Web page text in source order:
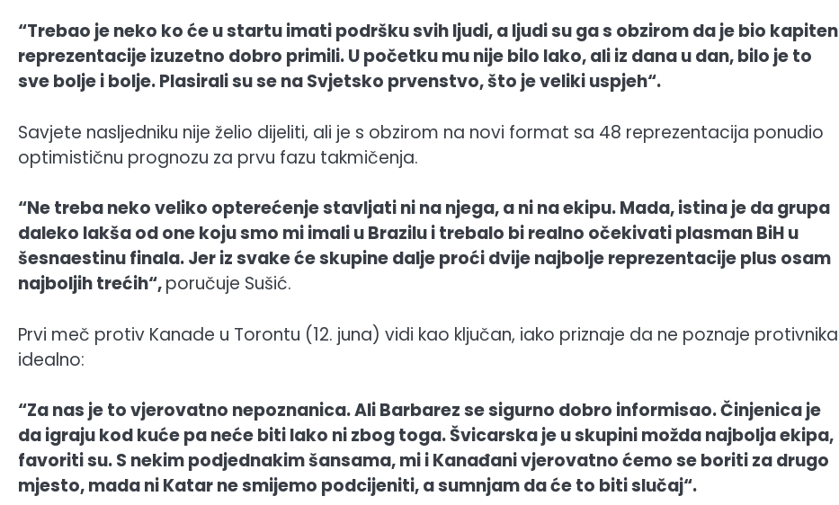
“Trebao je neko ko će u startu imati podršku svih ljudi, a ljudi su ga s obzirom da je bio kapiten
reprezentacije izuzetno dobro primili. U početku mu nije bilo lako, ali iz dana u dan, bilo je to
sve bolje i bolje. Plasirali su se na Svjetsko prvenstvo, što je veliki uspjeh“.
Savjete nasljedniku nije želio dijeliti, ali je s obzirom na novi format sa 48 reprezentacija ponudio
optimističnu prognozu za prvu fazu takmičenja.
“Ne treba neko veliko opterećenje stavljati ni na njega, a ni na ekipu. Mada, istina je da grupa
daleko lakša od one koju smo mi imali u Brazilu i trebalo bi realno očekivati plasman BiH u
šesnaestinu finala. Jer iz svake će skupine dalje proći dvije najbolje reprezentacije plus osam
najboljih trećih“,poručuje Sušić.
Prvi meč protiv Kanade u Torontu (12. juna) vidi kao ključan, iako priznaje da ne poznaje protivnika
idealno:
“Za nas je to vjerovatno nepoznanica. Ali Barbarez se sigurno dobro informisao. Činjenica je
da igraju kod kuće pa neće biti lako ni zbog toga. Švicarska je u skupini možda najbolja ekipa,
favoriti su. S nekim podjednakim šansama, mi i Kanađani vjerovatno ćemo se boriti za drugo
mjesto, mada ni Katar ne smijemo podcijeniti, a sumnjam da će to biti slučaj“.